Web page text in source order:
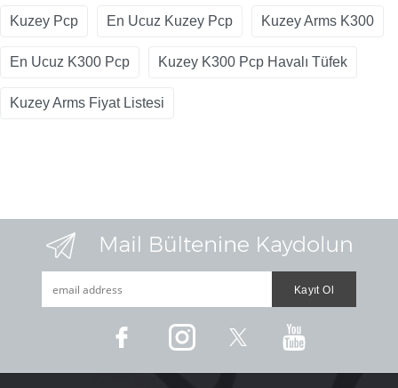
Kuzey Pcp En Ucuz Kuzey Pcp Kuzey Arms K300
En Ucuz K300 Pcp Kuzey K300 Pcp Havalı Tüfek
Kuzey Arms Fiyat Listesi